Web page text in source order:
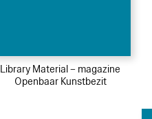
Library Material – magazine
Openbaar Kunstbezit